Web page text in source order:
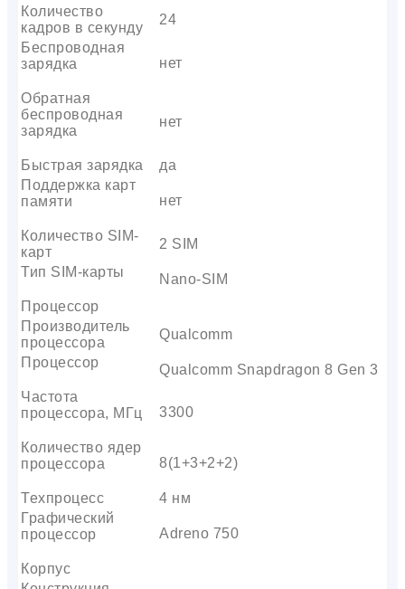
Количество
кадров в секунду
24
Беспроводная
зарядка
нет
Обратная
беспроводная
зарядка
нет
Быстрая зарядка
да
Поддержка карт
памяти
нет
Количество SIM-
карт
2 SIM
Тип SIM-карты
Nano-SIM
Процессор
Производитель
процессора
Qualcomm
Процессор
Qualcomm Snapdragon 8 Gen 3
Частота
процессора, МГц
3300
Количество ядер
процессора
8(1+3+2+2)
Техпроцесс
4 нм
Графический
процессор
Adreno 750
Корпус